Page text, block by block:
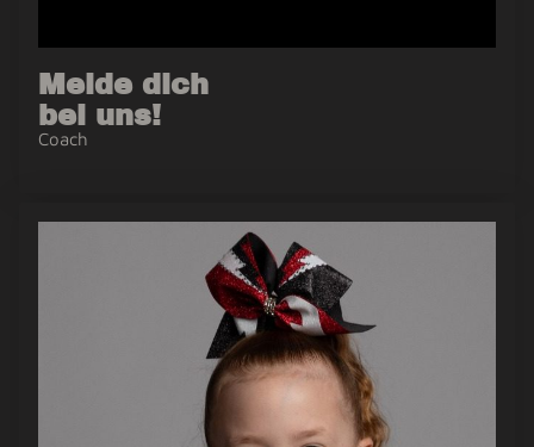
Melde dich
bei uns!
Coach